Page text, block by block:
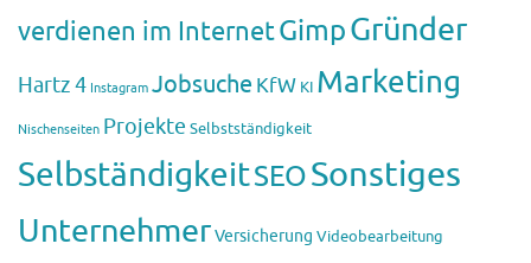
verdienen im InternetGimpGründer
Hartz 4 Instagram Jobsuche KfW KI Marketing
Nischenseiten Projekte Selbstständigkeit
SelbständigkeitSEOSonstiges
UnternehmerVersicherung Videobearbeitung